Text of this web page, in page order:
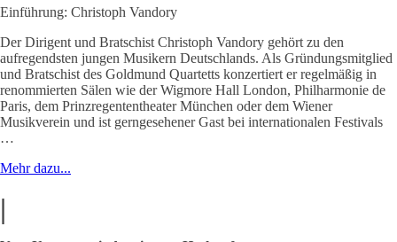
Einführung: Christoph Vandory
Der Dirigent und Bratschist Christoph Vandory gehört zu den
aufregendsten jungen Musikern Deutschlands. Als Gründungsmitglied
und Bratschist des Goldmund Quartetts konzertiert er regelmäßig in
renommierten Sälen wie der Wigmore Hall London, Philharmonie de
Paris, dem Prinzregententheater München oder dem Wiener
Musikverein und ist gerngesehener Gast bei internationalen Festivals
…
Mehr dazu...
|